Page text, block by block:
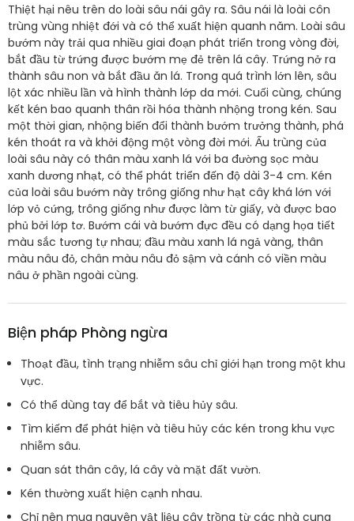
Thiệt hại nêu trên do loài sâu nái gây ra. Sâu nái là loài côn
trùng vùng nhiệt đới và có thể xuất hiện quanh năm. Loài sâu
bướm này trải qua nhiều giai đoạn phát triển trong vòng đời,
bắt đầu từ trứng được bướm mẹ đẻ trên lá cây. Trứng nở ra
thành sâu non và bắt đầu ăn lá. Trong quá trình lớn lên, sâu
lột xác nhiều lần và hình thành lớp da mới. Cuối cùng, chúng
kết kén bao quanh thân rồi hóa thành nhộng trong kén. Sau
một thời gian, nhộng biến đổi thành bướm trưởng thành, phá
kén thoát ra và khởi động một vòng đời mới. Ấu trùng của
loài sâu này có thân màu xanh lá với ba đường sọc màu
xanh dương nhạt, có thể phát triển đến độ dài 3-4 cm. Kén
của loài sâu bướm này trông giống như hạt cây khá lớn với
lớp vỏ cứng, trông giống như được làm từ giấy, và được bao
phủ bởi lớp tơ. Bướm cái và bướm đực đều có dạng họa tiết
màu sắc tương tự nhau; đầu màu xanh lá ngả vàng, thân
màu nâu đỏ, chân màu nâu đỏ sậm và cánh có viền màu
nâu ở phần ngoài cùng.
Biện pháp Phòng ngừa
Thoạt đầu, tình trạng nhiễm sâu chỉ giới hạn trong một khu
vực.
Có thể dùng tay để bắt và tiêu hủy sâu.
Tìm kiếm để phát hiện và tiêu hủy các kén trong khu vực
nhiễm sâu.
Quan sát thân cây, lá cây và mặt đất vườn.
Kén thường xuất hiện cạnh nhau.
Chỉ nên mua nguyên vật liệu cây trồng từ các nhà cung